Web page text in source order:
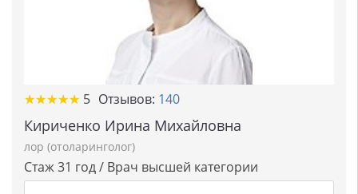
★★★★★
★★★★★ 5 Отзывов: 140
Кириченко Ирина Михайловна
лор (отоларинголог)
Стаж 31 год / Врач высшей категории